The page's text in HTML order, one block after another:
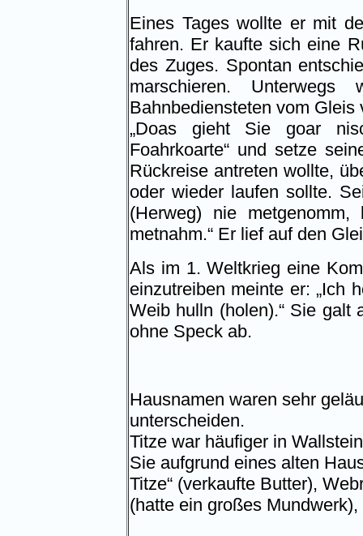
Eines Tages wollte er mit
fahren. Er kaufte sich eine
des Zuges. Spontan
marschieren.
Bahnbediensteten vom
„Doas gieht Sie goar
Foahrkoarte“ und setze
Rückreise antreten wollte,
oder wieder laufen sollte.
(Herweg) nie
metnahm.“ Er lief auf den
Als im 1. Weltkrieg eine
einzutreiben meinte er: „Ich
Weib hulln (holen).“ Sie galt
ohne Speck ab.
Hausnamen waren sehr
unterscheiden.
Titze war häufiger in
Sie aufgrund eines alten
Titze“ (verkaufte Butter),
(hatte ein großes Mundwerk),